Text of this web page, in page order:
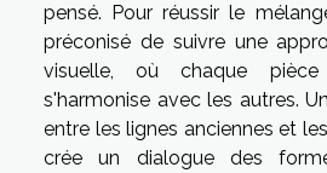
pensé. Pour réussir le
préconisé de suivre une
visuelle, où chaque
s'harmonise avec les autres.
entre les lignes anciennes et
crée un dialogue des